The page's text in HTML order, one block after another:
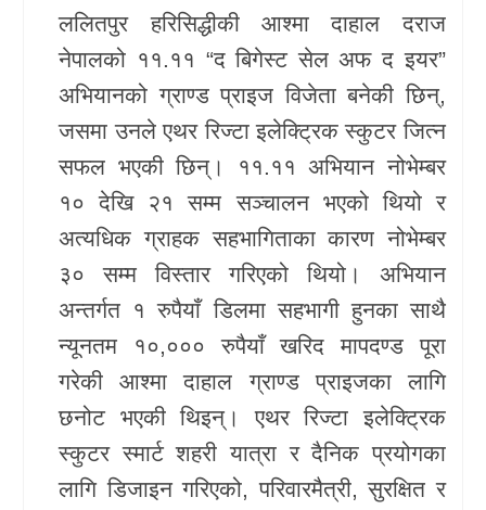
भिडियो
समाचार
सूचना
प्रविधि
स्वास्थ्य
खेलकुद
Unicode
ललितपुर हरिसिद्धीकी आश्मा दाहाल दराज
नेपालको ११.११ “द बिगेस्ट सेल अफ द इयर”
अभियानको ग्राण्ड प्राइज विजेता बनेकी छिन्,
जसमा उनले एथर रिज्टा इलेक्ट्रिक स्कुटर जित्न
सफल भएकी छिन्। ११.११ अभियान नोभेम्बर
१० देखि २१ सम्म सञ्चालन भएको थियो र
अत्यधिक ग्राहक सहभागिताका कारण नोभेम्बर
३० सम्म विस्तार गरिएको थियो। अभियान
अन्तर्गत १ रुपैयाँ डिलमा सहभागी हुनका साथै
न्यूनतम १०,००० रुपैयाँ खरिद मापदण्ड पूरा
गरेकी आश्मा दाहाल ग्राण्ड प्राइजका लागि
छनोट भएकी थिइन्। एथर रिज्टा इलेक्ट्रिक
स्कुटर स्मार्ट शहरी यात्रा र दैनिक प्रयोगका
लागि डिजाइन गरिएको, परिवारमैत्री, सुरक्षित र